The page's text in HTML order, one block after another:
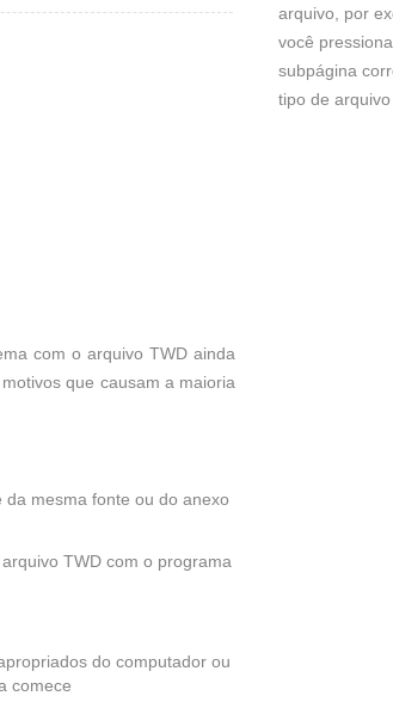
com o arquivo TWD ainda
que causam a maioria
mesma fonte ou do anexo
TWD com o programa
do computador ou
comece
arquivo, por
você
subpágina
tipo de